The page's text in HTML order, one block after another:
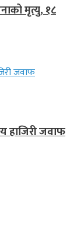
मृत्यु, १८
हाजिरी जवाफ